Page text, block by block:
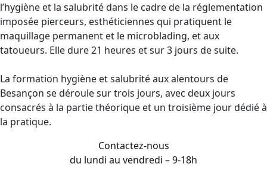
l’hygiène et la salubrité dans le cadre de la réglementation
imposée pierceurs, esthéticiennes qui pratiquent le
maquillage permanent et le microblading, et aux
tatoueurs. Elle dure 21 heures et sur 3 jours de suite.
La formation hygiène et salubrité aux alentours de
Besançon se déroule sur trois jours, avec deux jours
consacrés à la partie théorique et un troisième jour dédié à
la pratique.
Contactez-nous
du lundi au vendredi – 9-18h